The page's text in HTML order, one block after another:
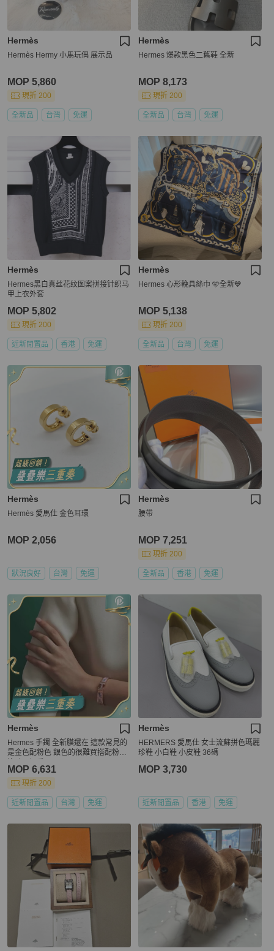
Hermès
Hermès Hermy 小馬玩偶 展示品
MOP 5,860
現折 200
全新品 台灣 免運
Hermès
Hermes 爆款黑色二舊鞋 全新
MOP 8,173
現折 200
全新品 台灣 免運
Hermès
Hermes黑白真丝花纹图案拼接针织马
甲上衣外套
MOP 5,802
現折 200
近新閒置品 香港 免運
Hermès
Hermes 心形輓具絲巾 🩵全新💙
MOP 5,138
現折 200
全新品 台灣 免運
Hermès
Hermès 愛馬仕 金色耳環
MOP 2,056
狀況良好 台灣 免運
Hermès
腰带
MOP 7,251
現折 200
全新品 香港 免運
Hermès
Hermes 手鐲 全新膜還在 這款常見的
是金色配粉色 銀色的很難買搭配粉色
MOP 6,631
現折 200
近新閒置品 台灣 免運
Hermès
HERMERS 愛馬仕 女士流蘇拼色瑪麗
珍鞋 小白鞋 小皮鞋 36碼
MOP 3,730
近新閒置品 香港 免運